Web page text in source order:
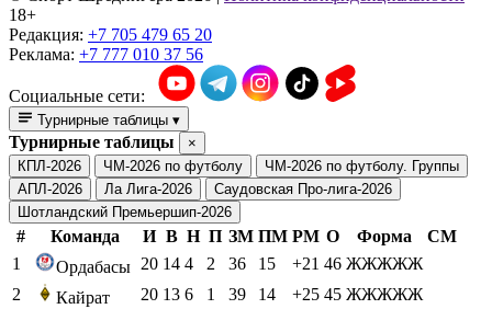
18+
Редакция: +7 705 479 65 20
Реклама: +7 777 010 37 56
Социальные сети:
Турнирные таблицы ▾
Турнирные таблицы
×
КПЛ-2026
ЧМ-2026 по футболу
ЧМ-2026 по футболу. Группы
АПЛ-2026
Ла Лига-2026
Саудовская Про-лига-2026
Шотландский Премьершип-2026
# Команда И В Н П ЗМ ПМ РМ О Форма
СМ
1
Ордабасы 20 14 4 2 36 15 +21 46 ЖЖЖЖЖ
2
Кайрат 20 13 6 1 39 14 +25 45 ЖЖЖЖЖ